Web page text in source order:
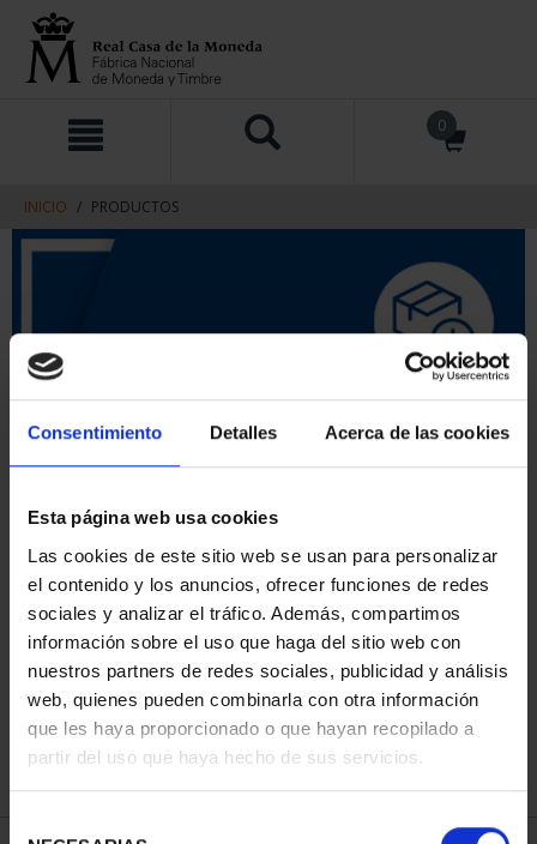
Consentimiento Detalles Acerca de las cookies
Esta página web usa cookies
Las cookies de este sitio web se usan para personalizar
el contenido y los anuncios, ofrecer funciones de redes
sociales y analizar el tráfico. Además, compartimos
información sobre el uso que haga del sitio web con
nuestros partners de redes sociales, publicidad y análisis
web, quienes pueden combinarla con otra información
que les haya proporcionado o que hayan recopilado a
partir del uso que haya hecho de sus servicios.
contenido
navegacin
0
INICIO PRODUCTOS
ORDENAR POR:
REFINAR